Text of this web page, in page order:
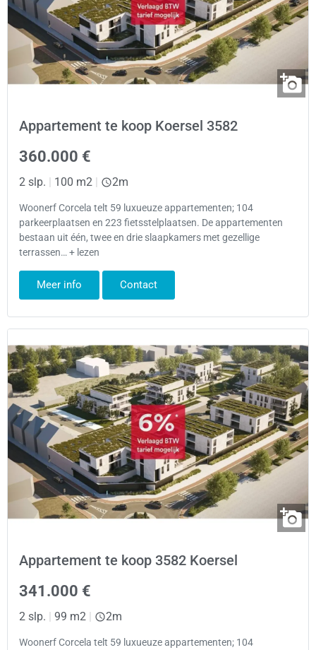
Appartement te koop Koersel 3582
360.000 €
2 slp. | 100 m2 | 2m
Woonerf Corcela telt 59 luxueuze appartementen; 104
parkeerplaatsen en 223 fietsstelplaatsen. De appartementen
bestaan uit één, twee en drie slaapkamers met gezellige
terrassen… + lezen
Meer info Contact
Appartement te koop 3582 Koersel
341.000 €
2 slp. | 99 m2 | 2m
Woonerf Corcela telt 59 luxueuze appartementen; 104